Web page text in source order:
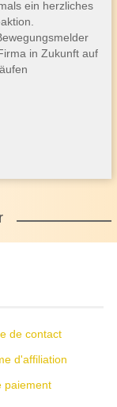
ein herzliches
in Zukunft auf
de contact
d'affiliation
paiement